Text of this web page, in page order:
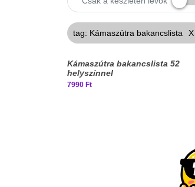
tag: Kámaszútra bakancslista X
Kámaszútra bakancslista 52
helyszínnel
7990 Ft